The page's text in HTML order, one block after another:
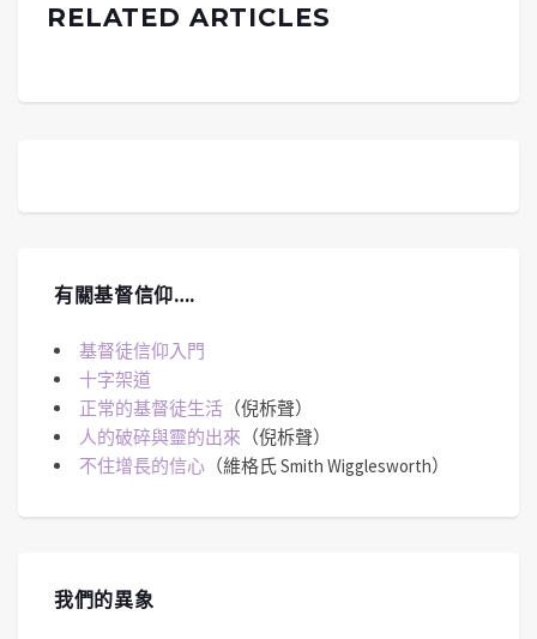
RELATED ARTICLES
有關基督信仰….
基督徒信仰入門
十字架道
正常的基督徒生活 （倪柝聲）
人的破碎與靈的出來 （倪柝聲）
不住增長的信心 （維格氏 Smith Wigglesworth）
我們的異象